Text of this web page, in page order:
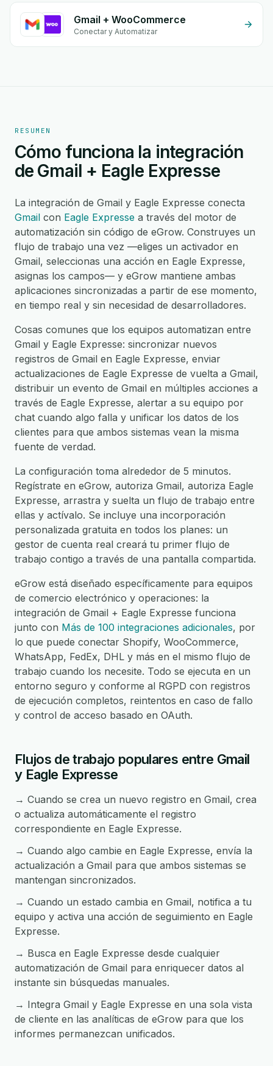
Gmail + WooCommerce
Conectar y Automatizar
RESUMEN
Cómo funciona la integración
de Gmail + Eagle Expresse
La integración de Gmail y Eagle Expresse conecta
Gmail con Eagle Expresse a través del motor de
automatización sin código de eGrow. Construyes un
flujo de trabajo una vez —eliges un activador en
Gmail, seleccionas una acción en Eagle Expresse,
asignas los campos— y eGrow mantiene ambas
aplicaciones sincronizadas a partir de ese momento,
en tiempo real y sin necesidad de desarrolladores.
Cosas comunes que los equipos automatizan entre
Gmail y Eagle Expresse: sincronizar nuevos
registros de Gmail en Eagle Expresse, enviar
actualizaciones de Eagle Expresse de vuelta a Gmail,
distribuir un evento de Gmail en múltiples acciones a
través de Eagle Expresse, alertar a su equipo por
chat cuando algo falla y unificar los datos de los
clientes para que ambos sistemas vean la misma
fuente de verdad.
La configuración toma alrededor de 5 minutos.
Regístrate en eGrow, autoriza Gmail, autoriza Eagle
Expresse, arrastra y suelta un flujo de trabajo entre
ellas y actívalo. Se incluye una incorporación
personalizada gratuita en todos los planes: un
gestor de cuenta real creará tu primer flujo de
trabajo contigo a través de una pantalla compartida.
eGrow está diseñado específicamente para equipos
de comercio electrónico y operaciones: la
integración de Gmail + Eagle Expresse funciona
junto con Más de 100 integraciones adicionales, por
lo que puede conectar Shopify, WooCommerce,
WhatsApp, FedEx, DHL y más en el mismo flujo de
trabajo cuando los necesite. Todo se ejecuta en un
entorno seguro y conforme al RGPD con registros
de ejecución completos, reintentos en caso de fallo
y control de acceso basado en OAuth.
Flujos de trabajo populares entre Gmail
y Eagle Expresse
→ Cuando se crea un nuevo registro en Gmail, crea
o actualiza automáticamente el registro
correspondiente en Eagle Expresse.
→ Cuando algo cambie en Eagle Expresse, envía la
actualización a Gmail para que ambos sistemas se
mantengan sincronizados.
→ Cuando un estado cambia en Gmail, notifica a tu
equipo y activa una acción de seguimiento en Eagle
Expresse.
→ Busca en Eagle Expresse desde cualquier
automatización de Gmail para enriquecer datos al
instante sin búsquedas manuales.
→ Integra Gmail y Eagle Expresse en una sola vista
de cliente en las analíticas de eGrow para que los
informes permanezcan unificados.